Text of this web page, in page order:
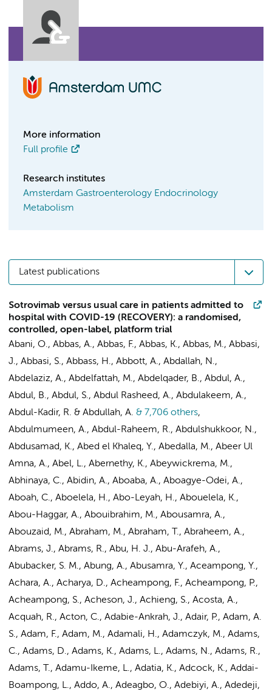
More information
Full profile
Research institutes
Amsterdam Gastroenterology Endocrinology
Metabolism
Latest publications
Sotrovimab versus usual care in patients admitted to
hospital with COVID-19 (RECOVERY): a randomised,
controlled, open-label, platform trial
Abani, O., Abbas, A., Abbas, F., Abbas, K., Abbas, M., Abbasi,
J., Abbasi, S., Abbass, H., Abbott, A., Abdallah, N.,
Abdelaziz, A., Abdelfattah, M., Abdelqader, B., Abdul, A.,
Abdul, B., Abdul, S., Abdul Rasheed, A., Abdulakeem, A.,
Abdul-Kadir, R. & Abdullah, A. & 7,706 others,
Abdulmumeen, A., Abdul-Raheem, R., Abdulshukkoor, N.,
Abdusamad, K., Abed el Khaleq, Y., Abedalla, M., Abeer Ul
Amna, A., Abel, L., Abernethy, K., Abeywickrema, M.,
Abhinaya, C., Abidin, A., Aboaba, A., Aboagye-Odei, A.,
Aboah, C., Aboelela, H., Abo-Leyah, H., Abouelela, K.,
Abou-Haggar, A., Abouibrahim, M., Abousamra, A.,
Abouzaid, M., Abraham, M., Abraham, T., Abraheem, A.,
Abrams, J., Abrams, R., Abu, H. J., Abu-Arafeh, A.,
Abubacker, S. M., Abung, A., Abusamra, Y., Aceampong, Y.,
Achara, A., Acharya, D., Acheampong, F., Acheampong, P.,
Acheampong, S., Acheson, J., Achieng, S., Acosta, A.,
Acquah, R., Acton, C., Adabie-Ankrah, J., Adair, P., Adam, A.
S., Adam, F., Adam, M., Adamali, H., Adamczyk, M., Adams,
C., Adams, D., Adams, K., Adams, L., Adams, N., Adams, R.,
Adams, T., Adamu-Ikeme, L., Adatia, K., Adcock, K., Addai-
Boampong, L., Addo, A., Adeagbo, O., Adebiyi, A., Adedeji,